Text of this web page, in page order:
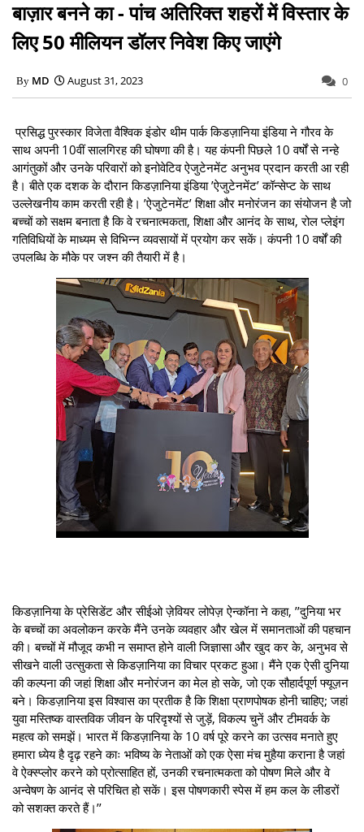
बाज़ार बनने का - पांच अतिरिक्त शहरों में विस्तार के
लिए 50 मीलियन डॉलर निवेश किए जाएंगे
MD August 31, 2023 0
प्रसिद्ध पुरस्कार विजेता वैश्विक इंडोर थीम पार्क किडज़ानिया इंडिया ने गौरव के
साथ अपनी 10वीं सालगिरह की घोषणा की है। यह कंपनी पिछले 10 वर्षों से नन्हे
आगंतुकों और उनके परिवारों को इनोवेटिव ऐजुटेनमेंट अनुभव प्रदान करती आ रही
है। बीते एक दशक के दौरान किडज़ानिया इंडिया ’ऐजुटेनमेंट’ कॉन्सेप्ट के साथ
उल्लेखनीय काम करती रही है। ’ऐजुटेनमेंट’ शिक्षा और मनोरंजन का संयोजन है जो
बच्चों को सक्षम बनाता है कि वे रचनात्मकता, शिक्षा और आनंद के साथ, रोल प्लेइंग
गतिविधियों के माध्यम से विभिन्न व्यवसायों में प्रयोग कर सकें। कंपनी 10 वर्षों की
उपलब्धि के मौके पर जश्न की तैयारी में है।
किडज़ानिया के प्रेसिडेंट और सीईओ ज़ेवियर लोपेज़ ऐन्कॉना ने कहा, ’’दुनिया भर
के बच्चों का अवलोकन करके मैंने उनके व्यवहार और खेल में समानताओं की पहचान
की। बच्चों में मौजूद कभी न समाप्त होने वाली जिज्ञासा और खुद कर के, अनुभव से
सीखने वाली उत्सुकता से किडज़ानिया का विचार प्रकट हुआ। मैंने एक ऐसी दुनिया
की कल्पना की जहां शिक्षा और मनोरंजन का मेल हो सके, जो एक सौहार्दपूर्ण फ्यूज़न
बने। किडज़ानिया इस विश्वास का प्रतीक है कि शिक्षा प्राणपोषक होनी चाहिए; जहां
युवा मस्तिष्क वास्तविक जीवन के परिदृश्यों से जुड़ें, विकल्प चुनें और टीमवर्क के
महत्व को समझें। भारत में किडज़ानिया के 10 वर्ष पूरे करने का उत्सव मनाते हुए
हमारा ध्येय है दृढ़ रहने काः भविष्य के नेताओं को एक ऐसा मंच मुहैया कराना है जहां
वे ऐक्स्प्लोर करने को प्रोत्साहित हों, उनकी रचनात्मकता को पोषण मिले और वे
अन्वेषण के आनंद से परिचित हो सकें। इस पोषणकारी स्पेस में हम कल के लीडरों
को सशक्त करते हैं।’’